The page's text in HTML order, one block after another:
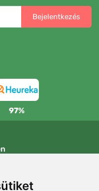
Bejelentkezés
97%
felett: 80 EUR